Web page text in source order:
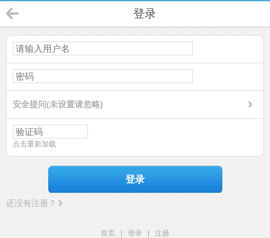
登录
安全提问(未设置请忽略)
点击重新加载
登录
还没有注册？
首页 登录
注册